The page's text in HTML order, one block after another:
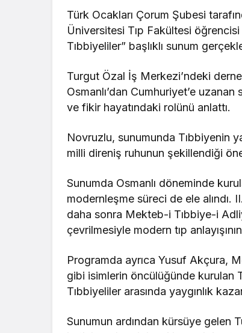
Türk Ocakları Çorum Şubesi
Üniversitesi Tıp Fakültesi öğrencisi
Tıbbiyeliler” başlıklı sunum
Turgut Özal İş Merkezi’ndeki
Osmanlı’dan Cumhuriyet’e
ve fikir hayatındaki rolünü anlattı.
Novruzlu, sunumunda Tıbbiyenin
milli direniş ruhunun şekillendiği
Sunumda Osmanlı döneminde
modernleşme süreci de ele alındı.
daha sonra Mekteb-i Tıbbiye-i
çevrilmesiyle modern tıp
Programda ayrıca Yusuf Akçura,
gibi isimlerin öncülüğünde kurulan
Tıbbiyeliler arasında yaygınlık
Sunumun ardından kürsüye gelen